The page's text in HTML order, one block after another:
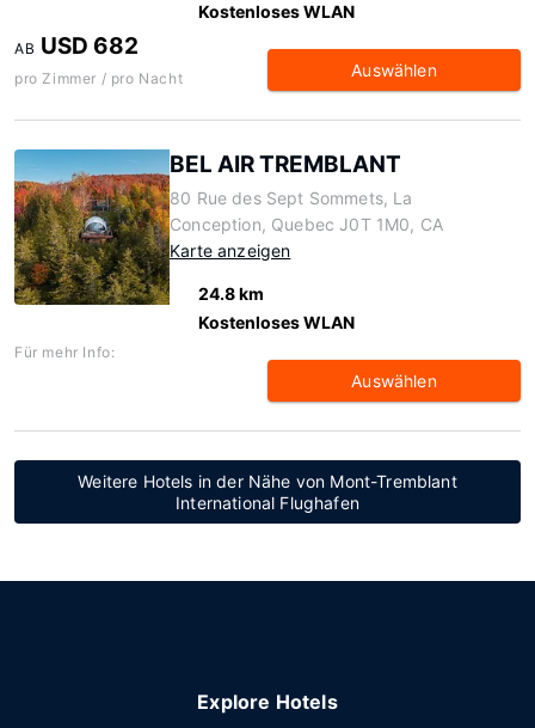
Kostenloses WLAN
AB USD 682
pro Zimmer / pro Nacht Auswählen
BEL AIR TREMBLANT
80 Rue des Sept Sommets, La
Conception, Quebec J0T 1M0, CA
Karte anzeigen
24.8 km
Kostenloses WLAN
Für mehr Info:
Auswählen
Weitere Hotels in der Nähe von Mont-Tremblant
International Flughafen
Explore Hotels